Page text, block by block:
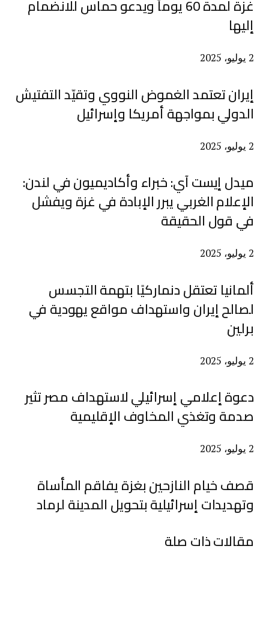
غزة لمدة 60 يوماً ويدعو حماس للانضمام
إليها
2 يوليو، 2025
إيران تعتمد الغموض النووي وتقيّد التفتيش
الدولي بمواجهة أمريكا وإسرائيل
2 يوليو، 2025
ميدل إيست آي: خبراء وأكاديميون في لندن:
الإعلام الغربي يبرر الإبادة في غزة ويفشل
في قول الحقيقة
2 يوليو، 2025
ألمانيا تعتقل دنماركيًا بتهمة التجسس
لصالح إيران واستهداف مواقع يهودية في
برلين
2 يوليو، 2025
دعوة إعلامي إسرائيلي لاستهداف مصر تثير
صدمة وتغذي المخاوف الإقليمية
2 يوليو، 2025
قصف خيام النازحين بغزة يفاقم المأساة
وتهديدات إسرائيلية بتحويل المدينة لرماد
مقالات ذات صلة